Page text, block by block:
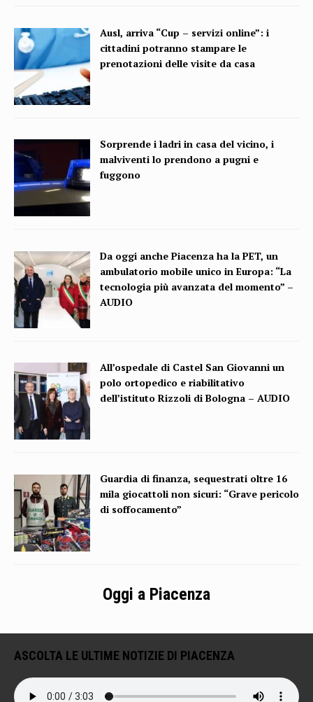
Ausl, arriva “Cup – servizi online”: i
cittadini potranno stampare le
prenotazioni delle visite da casa
Sorprende i ladri in casa del vicino, i
malviventi lo prendono a pugni e
fuggono
Da oggi anche Piacenza ha la PET, un
ambulatorio mobile unico in Europa: “La
tecnologia più avanzata del momento” –
AUDIO
All’ospedale di Castel San Giovanni un
polo ortopedico e riabilitativo
dell’istituto Rizzoli di Bologna – AUDIO
Guardia di finanza, sequestrati oltre 16
mila giocattoli non sicuri: “Grave pericolo
di soffocamento”
Oggi a Piacenza
ASCOLTA LE ULTIME NOTIZIE DI PIACENZA